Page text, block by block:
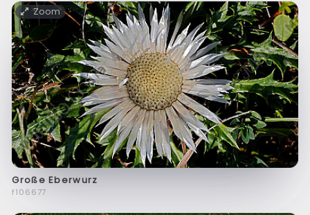
Zoom
Große Eberwurz
f106677